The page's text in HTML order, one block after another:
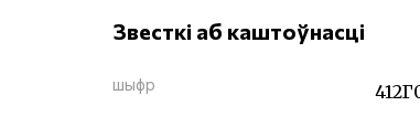
Звесткі аб каштоўнасці
шыфр